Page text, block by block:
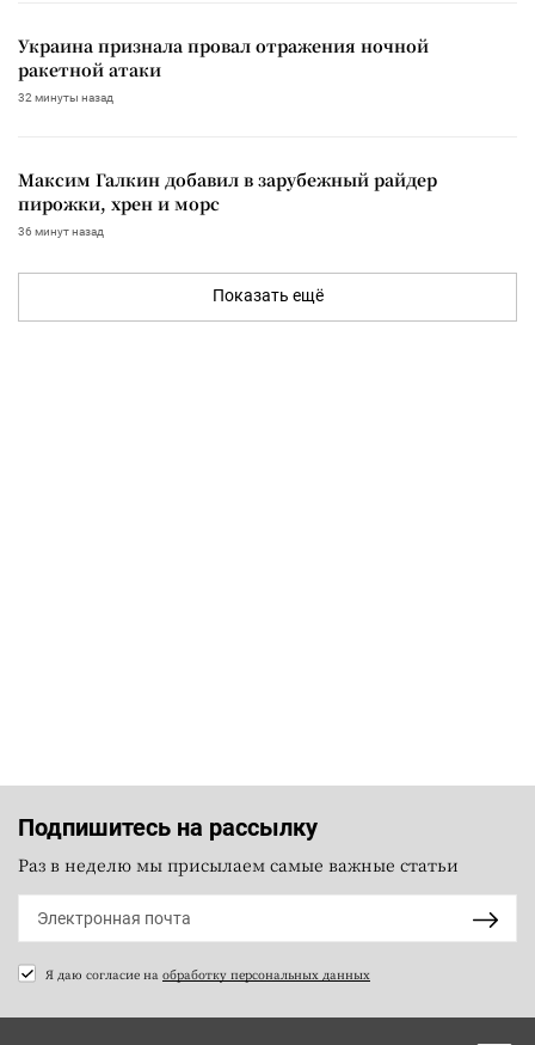
Украина признала провал отражения ночной
ракетной атаки
32 минуты назад
Максим Галкин добавил в зарубежный райдер
пирожки, хрен и морс
36 минут назад
Показать ещё
Подпишитесь на рассылку
Раз в неделю мы присылаем самые важные статьи
Я даю согласие на обработку персональных данных